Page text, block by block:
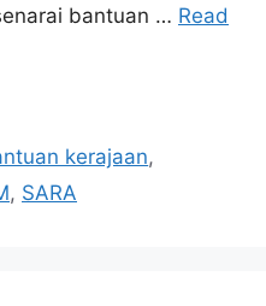
bantuan … Read
kerajaan,
, SARA